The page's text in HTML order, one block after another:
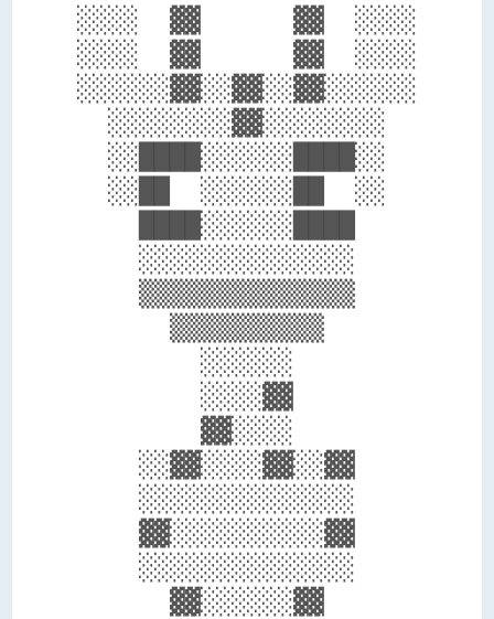
░░░░  ▓▓      ▓▓  ░░░░
░░░░  ▓▓      ▓▓  ░░░░
░░░░░░▓▓░░▓▓░░▓▓░░░░░░
  ░░░░░░░░▓▓░░░░░░░░
  ░░████░░░░░░████░░
  ░░██  ░░░░░░██  ░░
    ████░░░░░░████
    ░░░░░░░░░░░░░░
    ▒▒▒▒▒▒▒▒▒▒▒▒▒▒
      ▒▒▒▒▒▒▒▒▒▒
        ░░░░░░
        ░░░░▓▓
        ▓▓░░░░
    ░░▓▓░░░░▓▓░░▓▓
    ░░░░░░░░░░░░░░
    ▓▓░░░░░░░░░░▓▓
    ░░░░░░░░░░░░░░
      ▓▓░░░░░░▓▓